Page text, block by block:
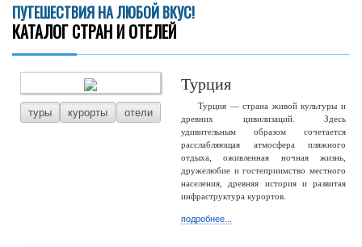
ПУТЕШЕСТВИЯ НА ЛЮБОЙ ВКУС!
КАТАЛОГ СТРАН И ОТЕЛЕЙ
туры курорты отели
Турция
Турция — страна живой культуры и
древних цивилизаций. Здесь
удивительным образом сочетается
расслабляющая атмосфера пляжного
отдыха, оживленная ночная жизнь,
дружелюбие и гостеприимство местного
населения, древняя история и развитая
инфраструктура курортов.
подробнее...